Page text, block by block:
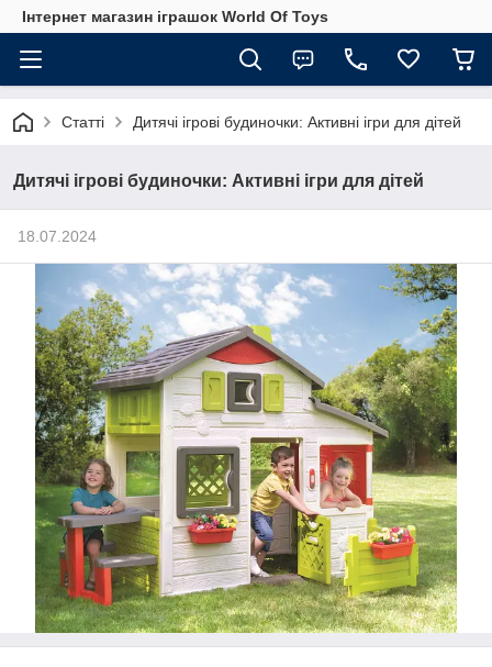
Інтернет магазин іграшок World Of Toys
Статті Дитячі ігрові будиночки: Активні ігри для дітей
Дитячі ігрові будиночки: Активні ігри для дітей
18.07.2024